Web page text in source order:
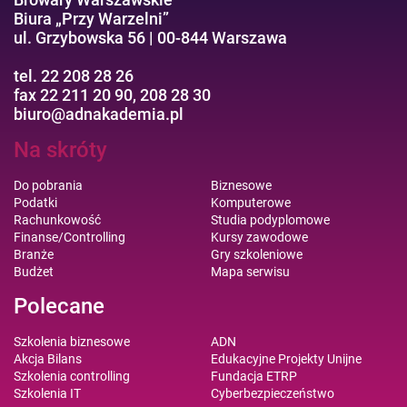
Biura „Przy Warzelni”
ul. Grzybowska 56 | 00-844 Warszawa
tel. 22 208 28 26
fax 22 211 20 90, 208 28 30
biuro@adnakademia.pl
Na skróty
Do pobrania
Podatki
Rachunkowość
Finanse/Controlling
Branże
Budżet
Biznesowe
Komputerowe
Studia podyplomowe
Kursy zawodowe
Gry szkoleniowe
Mapa serwisu
Polecane
Szkolenia biznesowe
Akcja Bilans
Szkolenia controlling
Szkolenia IT
ADN
Edukacyjne Projekty Unijne
Fundacja ETRP
Cyberbezpieczeństwo